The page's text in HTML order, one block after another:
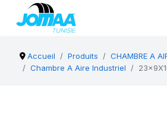
Accueil Produits
CHAMBRE A
Chambre A Aire Industriel